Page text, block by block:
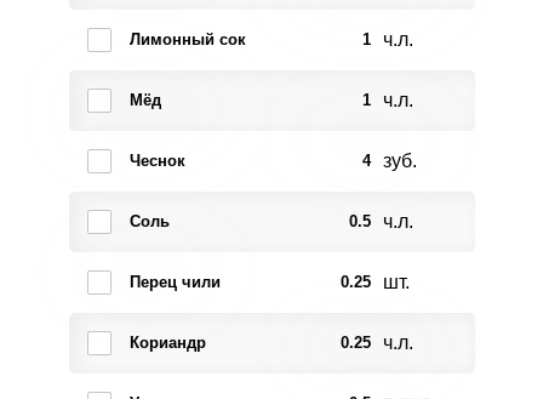
Лимонный сок 1 ч.л.
Мёд 1 ч.л.
Чеснок 4 зуб.
Соль 0.5 ч.л.
Перец чили 0.25 шт.
Кориандр 0.25 ч.л.